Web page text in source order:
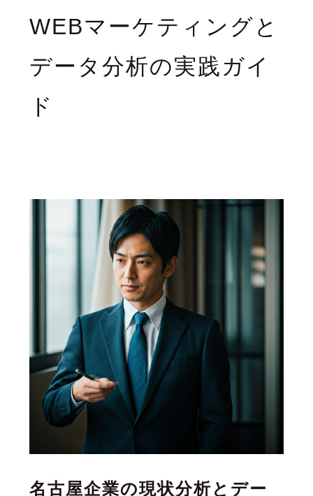
WEBマーケティングと
データ分析の実践ガイ
ド
名古屋企業の現状分析とデー